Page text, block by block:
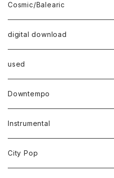
Cosmic/Balearic
digital download
used
Downtempo
Instrumental
City Pop